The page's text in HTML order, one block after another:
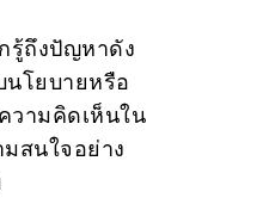
รู้ถึงปัญหาดัง
นโยบายหรือ
วามคิดเห็นใน
สนใจอย่าง